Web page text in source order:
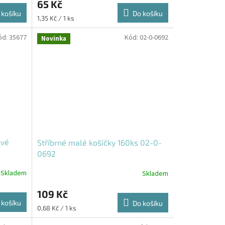
65 Kč
Měrná
cena:
1,35 Kč / 1 ks
Do košíku
Skladem
35677 Novinka
Stříbrné malé košíčky 160ks 02-0-
0692
Skladem
109 Kč
Měrná
cena:
0,68 Kč / 1 ks
Do košíku
Kód: 02-0-0692